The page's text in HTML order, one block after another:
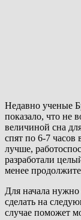
Недавно ученые
показало, что не
величиной сна
спят по 6-7 часов
лучше,
разработали
менее
Для начала нужно
сделать на
случае поможет